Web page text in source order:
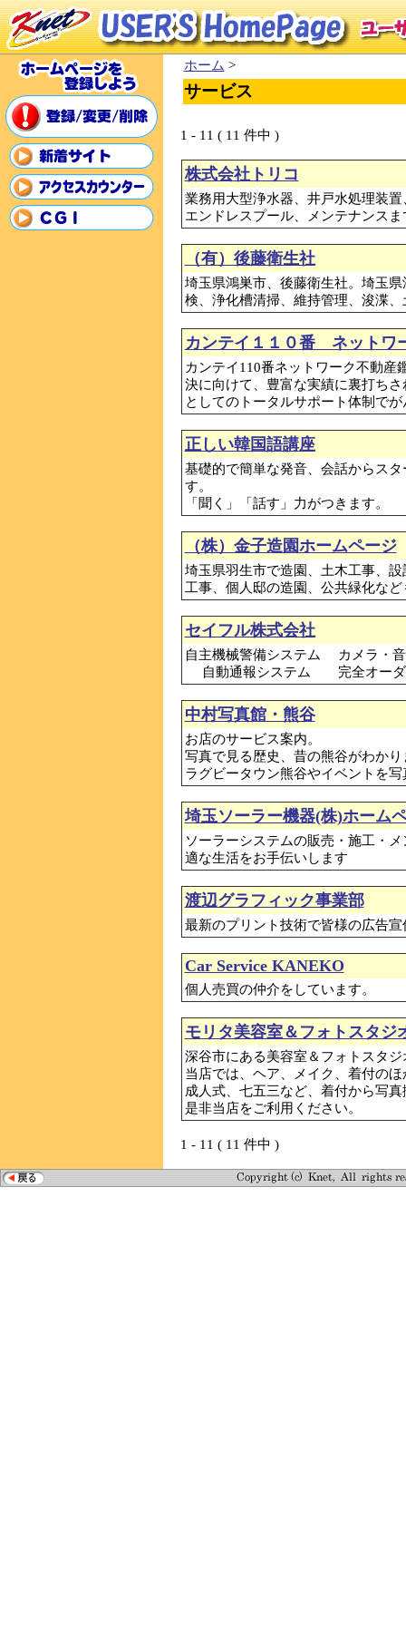
ホーム >
サービス
1 - 11 ( 11 件中 )
株式会社トリコ
業務用大型浄水器、井戸水処理装
エンドレスプール、メンテナンスま
（有）後藤衛生社
埼玉県鴻巣市、後藤衛生社。埼玉
検、浄化槽清掃、維持管理、浚渫
カンテイ１１０番 ネットワ
カンテイ110番ネットワーク不動産
決に向けて、豊富な実績に裏打ち
としてのトータルサポート体制で
正しい韓国語講座
基礎的で簡単な発音、会話からス
す。
「聞く」「話す」力がつきます。
（株）金子造園ホームページ
埼玉県羽生市で造園、土木工事、
工事、個人邸の造園、公共緑化な
セイフル株式会社
自主機械警備システム カメラ・
自動通報システム 完全オーダ
中村写真館・熊谷
お店のサービス案内。
写真で見る歴史、昔の熊谷がわかり
ラグビータウン熊谷やイベントを
埼玉ソーラー機器(株)ホーム
ソーラーシステムの販売・施工・
適な生活をお手伝いします
渡辺グラフィック事業部
最新のプリント技術で皆様の広告
Car Service KANEKO
個人売買の仲介をしています。
モリタ美容室＆フォトスタジ
深谷市にある美容室＆フォトスタジ
当店では、ヘア、メイク、着付の
成人式、七五三など、着付から写
是非当店をご利用ください。
1 - 11 ( 11 件中 )